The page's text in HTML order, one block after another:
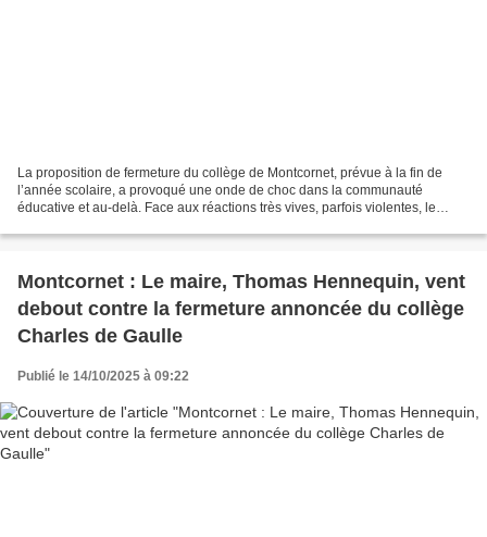
La proposition de fermeture du collège de Montcornet, prévue à la fin de
l’année scolaire, a provoqué une onde de choc dans la communauté
éducative et au-delà. Face aux réactions très vives, parfois violentes, le
Montcornet : Le maire, Thomas Hennequin, vent
debout contre la fermeture annoncée du collège
Charles de Gaulle
Publié le 14/10/2025 à 09:22